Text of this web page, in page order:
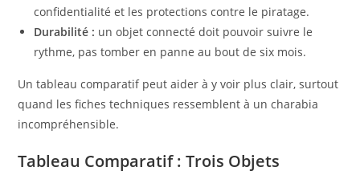
confidentialité et les protections contre le piratage.
Durabilité : un objet connecté doit pouvoir suivre le
rythme, pas tomber en panne au bout de six mois.
Un tableau comparatif peut aider à y voir plus clair, surtout
quand les fiches techniques ressemblent à un charabia
incompréhensible.
Tableau Comparatif : Trois Objets